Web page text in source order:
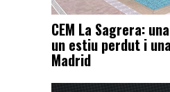
CEM La Sagrera:
un estiu perdut i
Madrid